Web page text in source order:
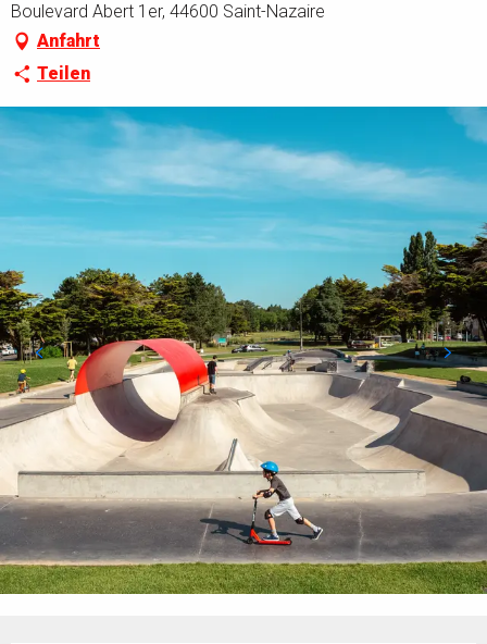
Boulevard Abert 1er, 44600 Saint-Nazaire
Anfahrt
Teilen